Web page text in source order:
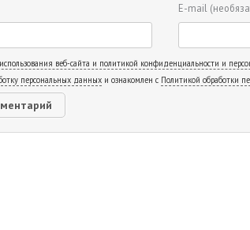
E-mail
веб-сайта и политикой конфиденциальности и
персональных данных и ознакомлен с Политикой обработки